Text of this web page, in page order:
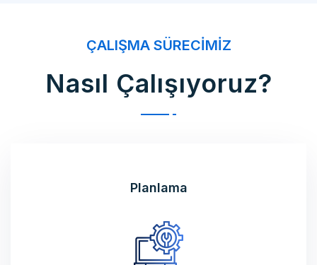
ÇALIŞMA SÜRECIMIZ
Nasıl Çalışıyoruz?
Planlama